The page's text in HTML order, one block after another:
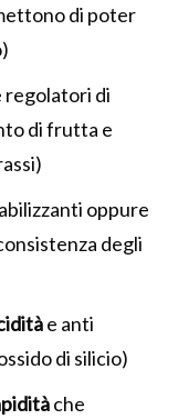
di poter
regolatori di
di frutta e
oppure
degli
e anti
di silicio)
che